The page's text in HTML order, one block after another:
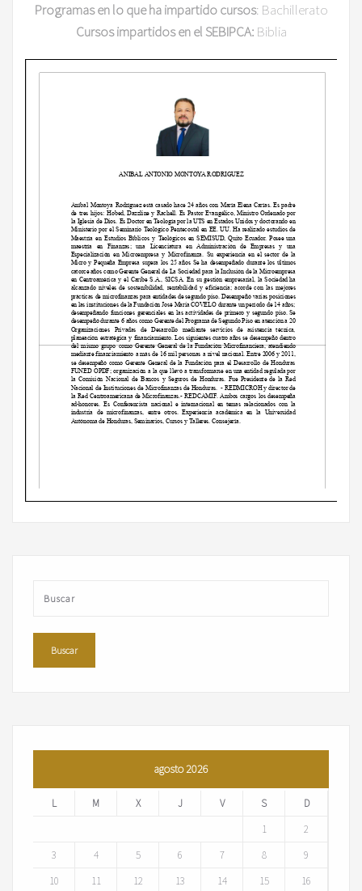
Programas en lo que ha impartido cursos: Bachillerato
Cursos impartidos en el SEBIPCA: Biblia
agosto 2026
L M X J V S
D
1
2
3
4 5 6 7 8
9
10
11 12 13 14 15
16